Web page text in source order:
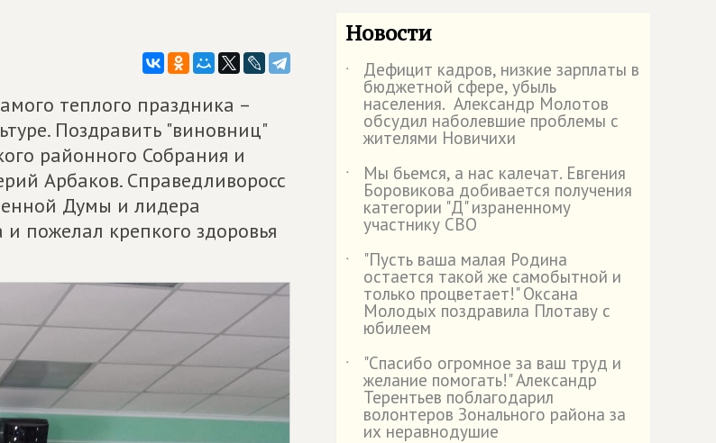
теплого праздника –
Поздравить "виновниц"
районного Собрания и
Арбаков. Справедливоросс
Думы и лидера
пожелал крепкого здоровья
Новости
˙ Дефицит кадров, низкие зарплаты в
бюджетной сфере, убыль
населения. Александр Молотов
обсудил наболевшие проблемы с
жителями Новичихи
˙
Мы бьемся, а нас калечат. Евгения
Боровикова добивается получения
категории "Д" израненному
участнику СВО
˙
"Пусть ваша малая Родина
остается такой же самобытной и
только процветает!" Оксана
Молодых поздравила Плотаву с
юбилеем
˙
"Спасибо огромное за ваш труд и
желание помогать!" Александр
Терентьев поблагодарил
волонтеров Зонального района за
их неравнодушие